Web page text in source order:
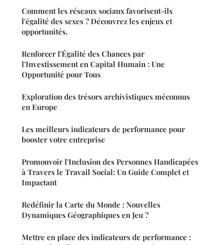
Comment les réseaux sociaux favorisent-ils
l'égalité des sexes ? Découvrez les enjeux et
opportunités.
Renforcer l'Égalité des Chances par
l'Investissement en Capital Humain : Une
Opportunité pour Tous
Exploration des trésors archivistiques méconnus
en Europe
Les meilleurs indicateurs de performance pour
booster votre entreprise
Promouvoir l'Inclusion des Personnes Handicapées
à Travers le Travail Social: Un Guide Complet et
Impactant
Redéfinir la Carte du Monde : Nouvelles
Dynamiques Géographiques en Jeu ?
Mettre en place des indicateurs de performance :